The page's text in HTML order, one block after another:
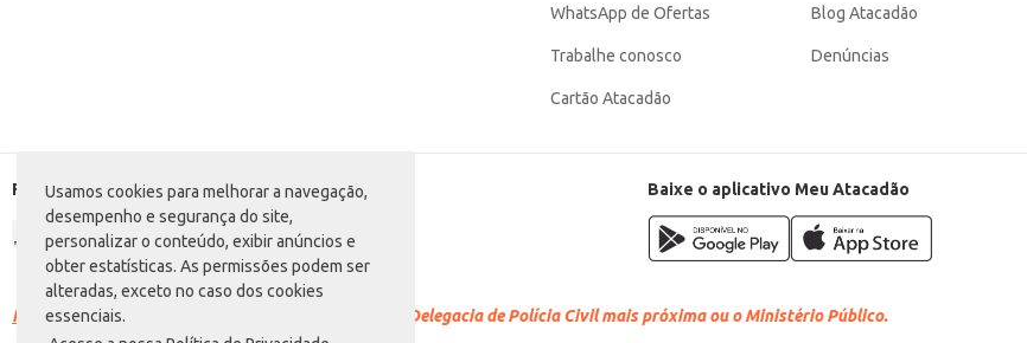
Usamos cookies para melhorar a navegação,
desempenho e segurança do site,
personalizar o conteúdo, exibir anúncios e
obter estatísticas. As permissões podem ser
alteradas, exceto no caso dos cookies
essenciais.
WhatsApp de Ofertas
Trabalhe conosco
Cartão Atacadão
Blog Atacadão
Denúncias
Formas de pagamento Baixe o aplicativo Meu Atacadão
Racismo é crime. Denuncie. Disque 100 ou procure a Delegacia de Polícia Civil mais próxima ou o Ministério Público.